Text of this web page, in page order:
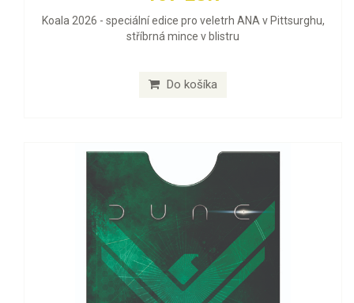
Koala 2026 - speciální edice pro veletrh ANA v Pittsurghu,
stříbrná mince v blistru
Do košíka